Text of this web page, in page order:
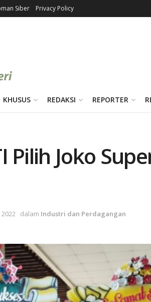
Siber Privacy Policy
KHUSUS REDAKSI REPORTER
Pilih Joko
dalam Industri dan Perdagangan